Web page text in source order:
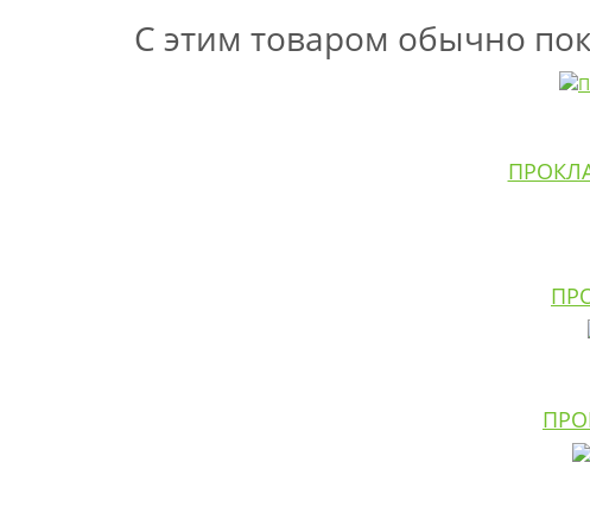
С этим товаром обычно